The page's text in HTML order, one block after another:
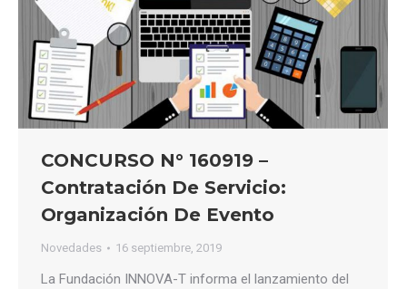
CONCURSO N° 160919 –
Contratación De Servicio:
Organización De Evento
Novedades 16 septiembre, 2019
La Fundación INNOVA-T informa el lanzamiento del